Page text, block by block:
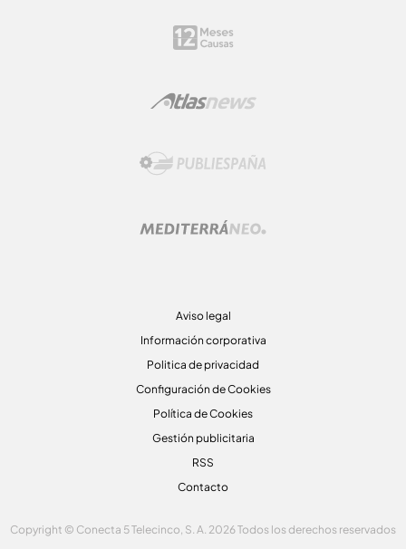
Aviso legal
Información corporativa
Politica de privacidad
Configuración de Cookies
Política de Cookies
Gestión publicitaria
RSS
Contacto
Copyright © Conecta 5 Telecinco, S. A. 2026 Todos los derechos reservados